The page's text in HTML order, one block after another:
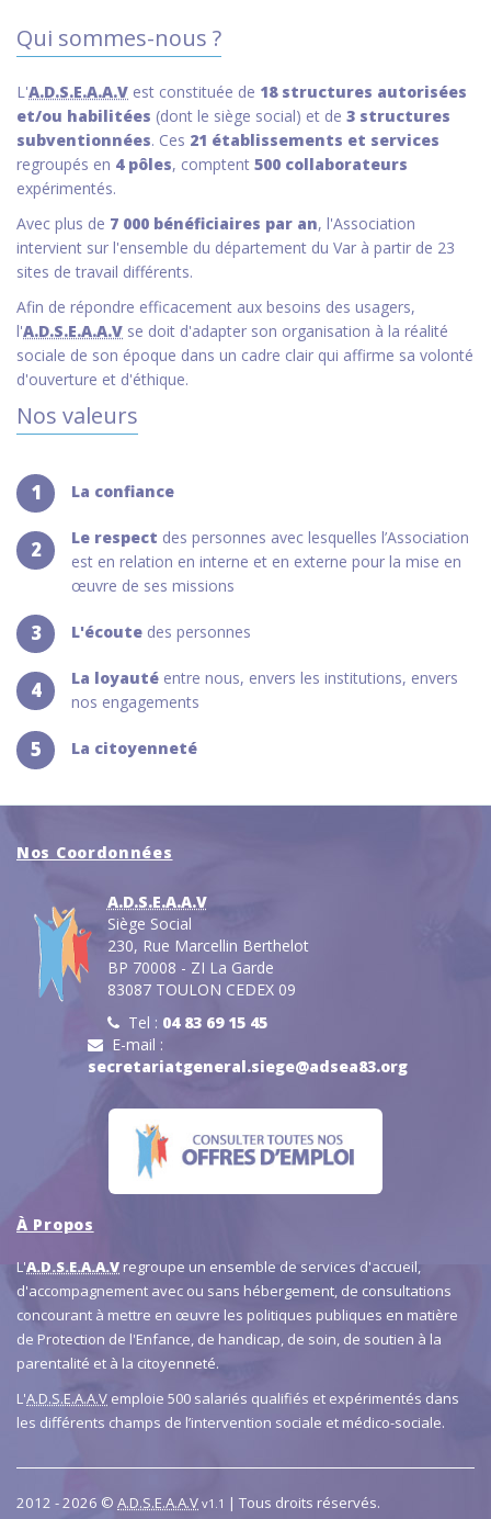
Qui sommes-nous ?
L'A.D.S.E.A.A.V est constituée de 18 structures autorisées
et/ou habilitées (dont le siège social) et de 3 structures
subventionnées. Ces 21 établissements et services
regroupés en 4 pôles, comptent 500 collaborateurs
expérimentés.
Avec plus de 7 000 bénéficiaires par an, l'Association
intervient sur l'ensemble du département du Var à partir de 23
sites de travail différents.
Afin de répondre efficacement aux besoins des usagers,
l'A.D.S.E.A.A.V se doit d'adapter son organisation à la réalité
sociale de son époque dans un cadre clair qui affirme sa volonté
d'ouverture et d'éthique.
Nos valeurs
1 La confiance
2 Le respect des personnes avec lesquelles l’Association
est en relation en interne et en externe pour la mise en
œuvre de ses missions
3 L'écoute des personnes
4 La loyauté entre nous, envers les institutions, envers
nos engagements
5 La citoyenneté
Nos Coordonnées
A.D.S.E.A.A.V
Siège Social
230, Rue Marcellin Berthelot
BP 70008 - ZI La Garde
83087 TOULON CEDEX 09
Tel : 04 83 69 15 45
E-mail :
secretariatgeneral.siege@adsea83.org
À Propos
L'A.D.S.E.A.A.Vregroupe un ensemble de services d'accueil,
d'accompagnement avec ou sans hébergement, de consultations
concourant à mettre en œuvre les politiques publiques en matière
de Protection de l'Enfance, de handicap, de soin, de soutien à la
parentalité et à la citoyenneté.
L'A.D.S.E.A.A.V emploie 500 salariés qualifiés et expérimentés dans
les différents champs de l’intervention sociale et médico-sociale.
2012 - 2026 © A.D.S.E.A.A.V v1.1 | Tous droits réservés.